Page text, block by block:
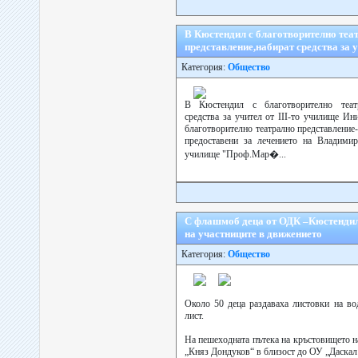
В Кюстендил с благотворително
представление,набират средства за
Категория: Общество
В Кюстендил с благотворително
средства за учител от ІІІ-то училище
благотворително театрално
предоставени за лечението на
училище "Проф.Мар�...
С флашмоб деца от ОДК
на участниците в движението
Категория: Общество
Около 50 деца раздаваха листовки на
лист.
На пешеходната пътека на кръстовището
„Княз Дондуков“ в близост до ОУ